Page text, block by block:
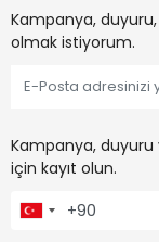
Kampanya,
olmak istiyorum.
Kampanya,
için kayıt olun.